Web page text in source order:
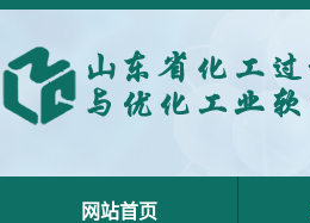
网站首页